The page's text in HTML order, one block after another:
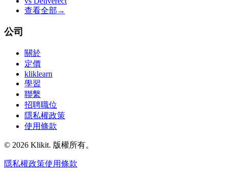
查看全部 →
公司
關於
定價
kliklearn
學習
聯繫
招聘職位
隱私權政策
使用條款
© 2026 Klikit. 版權所有。
隱私權政策使用條款